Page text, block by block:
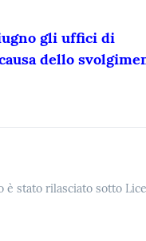
gli uffici di
dello
stato rilasciato sotto